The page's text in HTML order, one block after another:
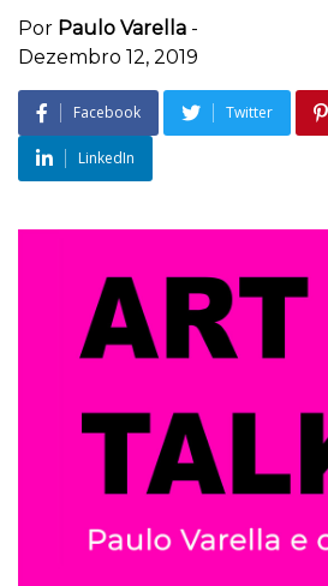
Por Paulo Varella -
Dezembro 12, 2019
Facebook Twitter
LinkedIn